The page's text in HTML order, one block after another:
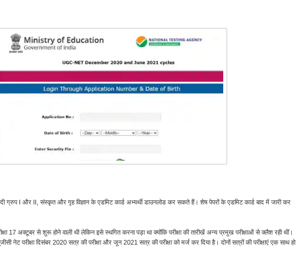
ग्रुप I और II, संस्कृत और गृह विज्ञान के एडमिट कार्ड अभ्यर्थी डाउनलोड कर सकते हैं। शेष पेपरों के एडमिट कार्ड बाद में जारी कर
17 अक्टूबर से शुरू होने वाली थी लेकिन इसे स्थगित करना पड़ा था क्योंकि परीक्षा की तारीखें अन्य प्रमुख परीक्षाओं से क्लैश रही थीं।
नेट परीक्षा दिसंबर 2020 सत्र की परीक्षा और जून 2021 सत्र की परीक्षा को मर्ज कर दिया है। दोनों सत्रों की परीक्षाएं एक साथ हो